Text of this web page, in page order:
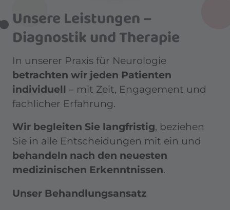
Unsere Leistungen –
Diagnostik und Therapie
In unserer Praxis für Neurologie
betrachten wir jeden Patienten
individuell – mit Zeit, Engagement und
fachlicher Erfahrung.
Wir begleiten Sie langfristig, beziehen
Sie in alle Entscheidungen mit ein und
behandeln nach den neuesten
medizinischen Erkenntnissen.
Unser Behandlungsansatz